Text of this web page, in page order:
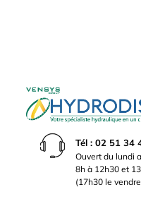
Tél : 02 51 34
Ouvert du lundi
8h à 12h30 et
(17h30 le